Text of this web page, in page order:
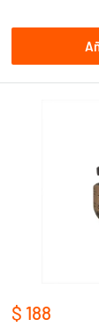
Precio
$ 188